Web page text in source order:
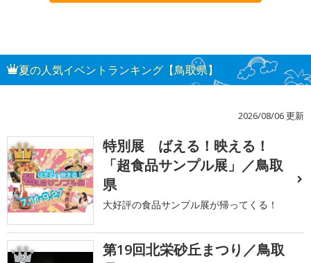
夏の人気イベントランキング【鳥取県】
2026/08/06 更新
1
特別展 ばえる！映える！
「超食品サンプル展」／鳥取
県
大好評の食品サンプル展が帰ってくる！
2
第19回北栄砂丘まつり／鳥取